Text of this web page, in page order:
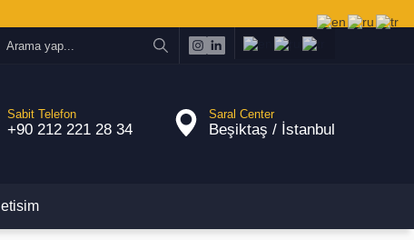
Sabit Telefon
+90 212 221 28 34
Saral Center
Beşiktaş / İstanbul
İletisim